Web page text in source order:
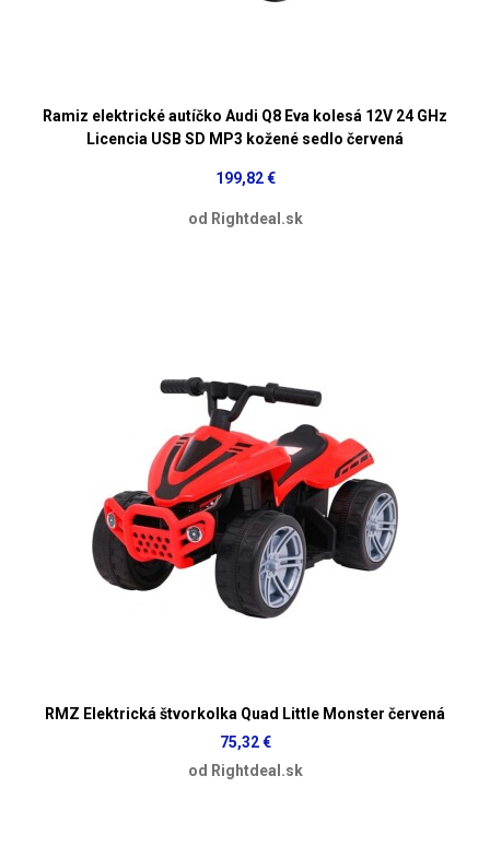
Ramiz elektrické autíčko Audi Q8 Eva kolesá 12V 24 GHz
Licencia USB SD MP3 kožené sedlo červená
199,82 €
od Rightdeal.sk
RMZ Elektrická štvorkolka Quad Little Monster červená
75,32 €
od Rightdeal.sk